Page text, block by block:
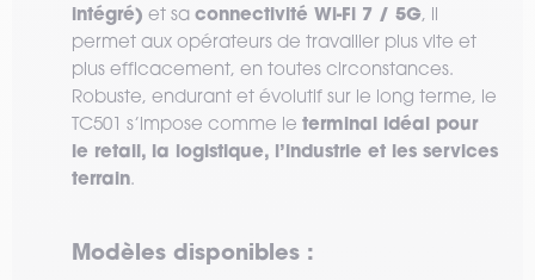
intégré) et sa connectivité Wi-Fi 7 / 5G, il
permet aux opérateurs de travailler plus vite et
plus efficacement, en toutes circonstances.
Robuste, endurant et évolutif sur le long terme, le
TC501 s’impose comme le terminal idéal pour
le retail, la logistique, l’industrie et les services
terrain.
Modèles disponibles :